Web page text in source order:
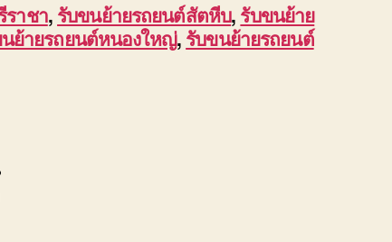
ราชา, รับขนย้ายรถยนต์สัตหีบ, รับขนย้าย
ย้ายรถยนต์หนองใหญ่, รับขนย้ายรถยนต์